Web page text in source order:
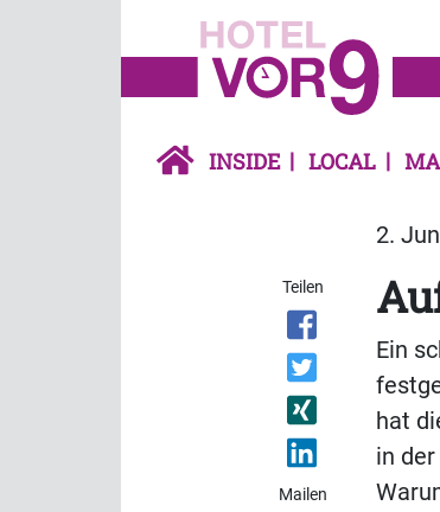
INSIDE LOCAL
2.
Teilen
Mailen
Ein
hat
in